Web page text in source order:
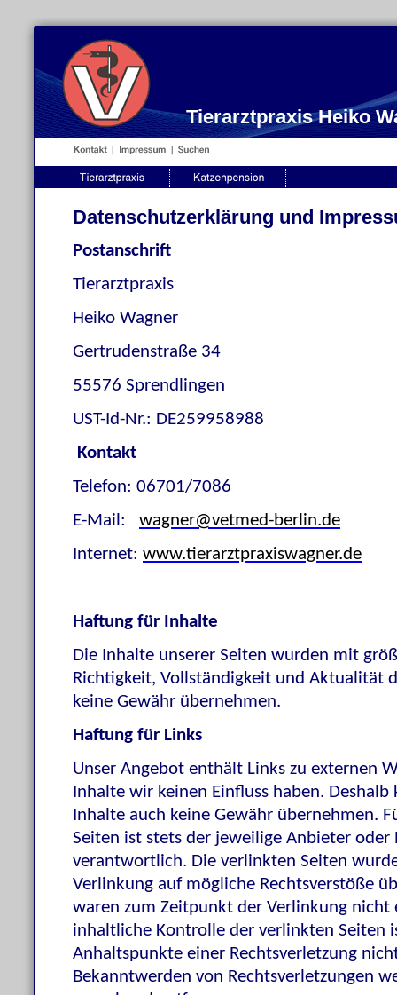
Tierarztpraxis Heiko
Datenschutzerklärung und
Postanschrift
Tierarztpraxis
Heiko Wagner
Gertrudenstraße 34
55576 Sprendlingen
UST-Id-Nr.: DE259958988
Kontakt
Telefon: 06701/7086
E-Mail: wagner@vetmed-berlin.de
Internet: www.tierarztpraxiswagner.de
Haftung für Inhalte
Die Inhalte unserer Seiten wurden mit
Richtigkeit, Vollständigkeit und Aktualität
keine Gewähr übernehmen.
Haftung für Links
Unser Angebot enthält Links zu externen
Inhalte wir keinen Einfluss haben.
Inhalte auch keine Gewähr übernehmen.
Seiten ist stets der jeweilige Anbieter oder
verantwortlich. Die verlinkten Seiten
Verlinkung auf mögliche Rechtsverstöße
waren zum Zeitpunkt der Verlinkung nicht
inhaltliche Kontrolle der verlinkten Seiten
Anhaltspunkte einer Rechtsverletzung
Bekanntwerden von Rechtsverletzungen